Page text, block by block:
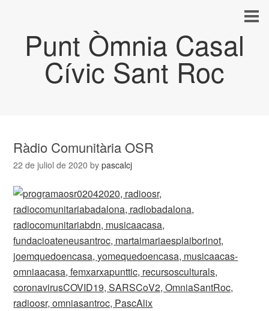
Punt Òmnia Casal
Cívic Sant Roc
Ràdio Comunitària OSR
22 de juliol de 2020 bypascalcj